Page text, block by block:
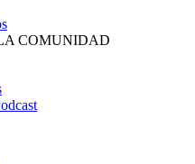
COMUNIDAD